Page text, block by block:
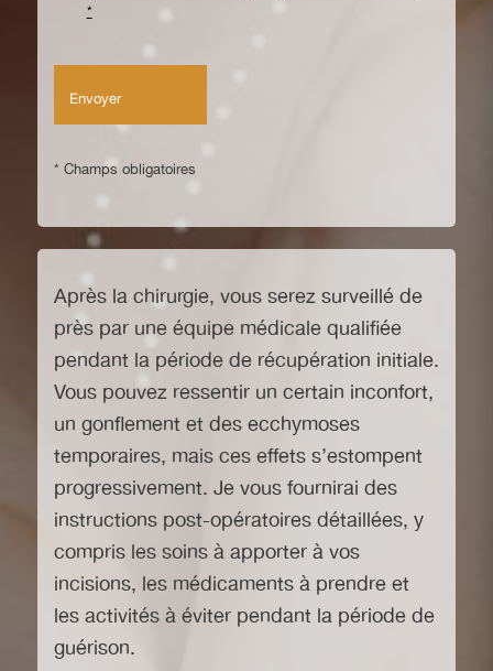
*
* Champs obligatoires
Après la chirurgie, vous serez surveillé de
près par une équipe médicale qualifiée
pendant la période de récupération initiale.
Vous pouvez ressentir un certain inconfort,
un gonflement et des ecchymoses
temporaires, mais ces effets s’estompent
progressivement. Je vous fournirai des
instructions post-opératoires détaillées, y
compris les soins à apporter à vos
incisions, les médicaments à prendre et
les activités à éviter pendant la période de
guérison.